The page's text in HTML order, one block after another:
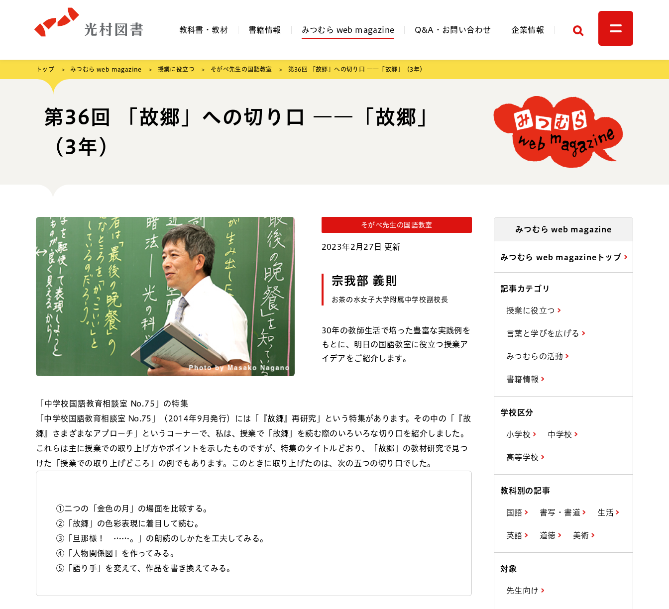
教科書・教材 書籍情報 みつむら web magazine Q&A・お問い合わせ 企業情報 検索
トップ みつむら web magazine 授業に役立つ そがべ先生の国語教室 第36回 「故郷」への切り口 ――「故郷」（3年）
第36回 「故郷」への切り口 ――「故郷」
（3年）
そがべ先生の国語教室
2023年2月27日 更新
宗我部 義則
お茶の水女子大学附属中学校副校長
30年の教師生活で培った豊富な実践例を
もとに、明日の国語教室に役立つ授業ア
イデアをご紹介します。
「中学校国語教育相談室 No.75」の特集
「中学校国語教育相談室 No.75」（2014年9月発行）には「『故郷』再研究」という特集があります。その中の「『故
郷』さまざまなアプローチ」というコーナーで、私は、授業で「故郷」を読む際のいろいろな切り口を紹介しました。
これらは主に授業での取り上げ方やポイントを示したものですが、特集のタイトルどおり、「故郷」の教材研究で見つ
けた「授業での取り上げどころ」の例でもあります。このときに取り上げたのは、次の五つの切り口でした。
①二つの「金色の月」の場面を比較する。
②「故郷」の色彩表現に着目して読む。
③「旦那様！ ……。」の朗読のしかたを工夫してみる。
④「人物関係図」を作ってみる。
⑤「語り手」を変えて、作品を書き換えてみる。
みつむら web magazine
みつむら web magazineトップ
記事カテゴリ
授業に役立つ
言葉と学びを広げる
みつむらの活動
書籍情報
学校区分
小学校 中学校
高等学校
教科別の記事
国語 書写・書道 生活
英語 道徳 美術
対象
先生向け